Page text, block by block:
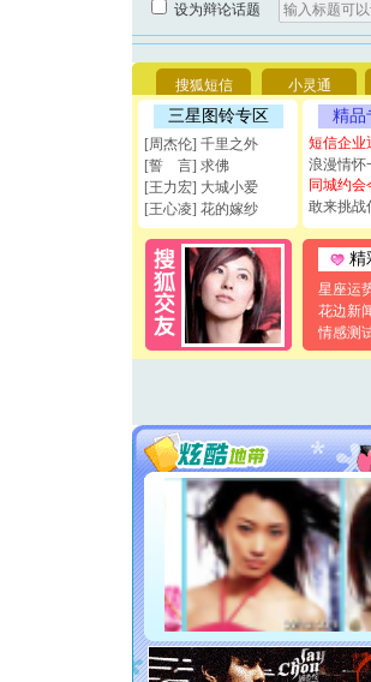
设为辩论话题
搜狐短信 小灵通
三星图铃专区
[周杰伦] 千里之外
[誓 言] 求佛
[王力宏] 大城小爱
[王心凌] 花的嫁纱
精品
短信企业
浪漫情怀
同城约
敢来挑战
精
星座运
花边新
情感测